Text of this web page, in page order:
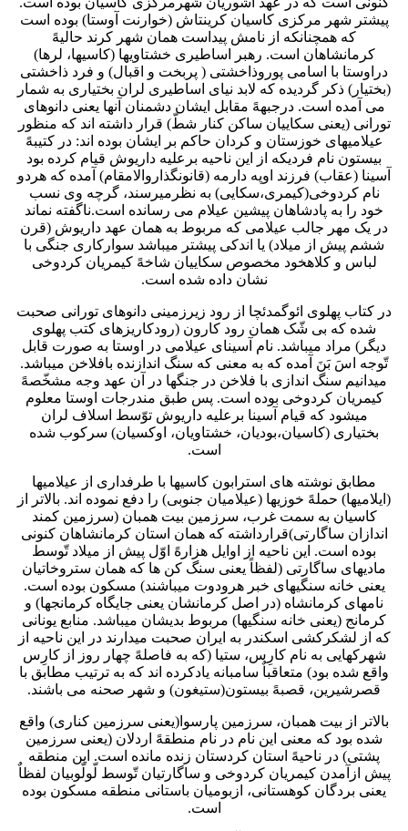
پیشتر شهر مرکزی کاسیان کرینتاش (خوارنت آوستا) بوده است
که همچنانکه از نامش پیداست همان شهر کرند حالیهً
کرمانشاهان است. رهبر اساطیری خشتاویها (کاسیها، لرها)
دراوستا با اسامی پوروذاخشتی ( پربخت و اقبال) و فرد ذاخشتی
(بختیار) ذکر گردیده که لابد نیای اساطیری لران بختیاری به شمار
می آمده است. درجبههً مقابل ایشان دشمنان آنها یعنی دانوهای
تورانی (یعنی سکاییان ساکن کنار شطّ) قرار داشته اند که منظور
عیلامیهای خوزستان و کردان حاکم بر ایشان بوده اند: در کتیبهً
بیستون نام فردیکه از این ناحیه برعلیه داریوش قیام کرده بود
آسینا (عقاب) فرزند اوپه دارمه (قانونگذاروالامقام) آمده که هردو
نام کردوخی(کیمری،سکایی) به نظرمیرسند، گرچه وی نسب
خود را به پادشاهان پیشین عیلام می رسانده است.ناگفته نماند
در یک مهر جالب عیلامی که مربوط به همان عهد داریوش (قرن
ششم پیش از میلاد) یا اندکی پیشتر میباشد سوارکاری جنگی با
لباس و کلاهخود مخصوص سکاییان شاخهً کیمریان کردوخی
نشان داده شده است.
در کتاب پهلوی ائوگمدئچا از رود زیرزمینی دانوهای تورانی صحبت
شده که بی شّک همان رود کارون (رودکاریزهای کتب پهلوی
دیگر) مراد میباشد. نام آسینای عیلامی در اوستا به صورت قابل
تّوجه اسَ بَنَ آمده که به معنی که سنگ اندازنده بافلاخن میباشد.
میدانیم سنگ اندازی با فلاخن در جنگها در آن عهد وجه مشخّصهً
کیمریان کردوخی بوده است. پس طبق مندرجات اوستا معلوم
میشود که قیام آسینا برعلیه داریوش توّسط اسلاف لران
بختیاری (کاسیان،بودیان، خشتاویان، اوکسیان) سرکوب شده
است.
مطابق نوشته های استرابون کاسیها با طرفداری از عیلامیها
(ایلامیها) حملهً خوزیها (عیلامیان جنوبی) را دفع نموده اند. بالاتر از
کاسیان به سمت غرب، سرزمین بیت همبان (سرزمین کمند
اندازان ساگارتی)قرارداشته که همان استان کرمانشاهان کنونی
بوده است. این ناحیه از اوایل هزارهً اوّل پیش از میلاد تّوسط
مادیهای ساگارتی (لفظاً یعنی سنگ کن ها که همان ستروخاتیان
یعنی خانه سنگیهای خبر هرودوت میباشند) مسکون بوده است.
نامهای کرمانشاه (در اصل کرمانشان یعنی جایگاه کرمانجها) و
کرمانج (یعنی خانه سنگیها) مربوط بدیشان میباشد. منابع یونانی
که از لشکرکشی اسکندر به ایران صحبت میدارند در این ناحیه از
شهرکهایی به نام کارِس، ستیا (که به فاصلهً چهار روز از کارِس
واقع شده بود) متعاقباٌ سامبانه یادکرده اند که به ترتیب مطابق با
قصرشیرین، قصبهً بیستون(ستیغون) و شهر صحنه می باشند.
بالاتر از بیت همبان، سرزمین پارسوا(یعنی سرزمین کناری) واقع
شده بود که معنی این نام در نام منطقهً اردلان (یعنی سرزمین
پشتی) در ناحیهً استان کردستان زنده مانده است. این منطقه
پیش ازآمدن کیمریان کردوخی و ساگارتیان تّوسط لّولّوبیان لفظاٌ
یعنی بردگان کوهستانی، ازبومیان باستانی منطقه مسکون بوده
است.